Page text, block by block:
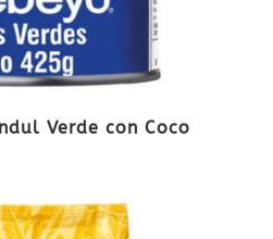
Verde con Coco